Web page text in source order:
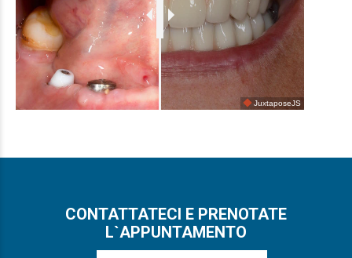
JuxtaposeJS
CONTATTATECI E PRENOTATE
L`APPUNTAMENTO